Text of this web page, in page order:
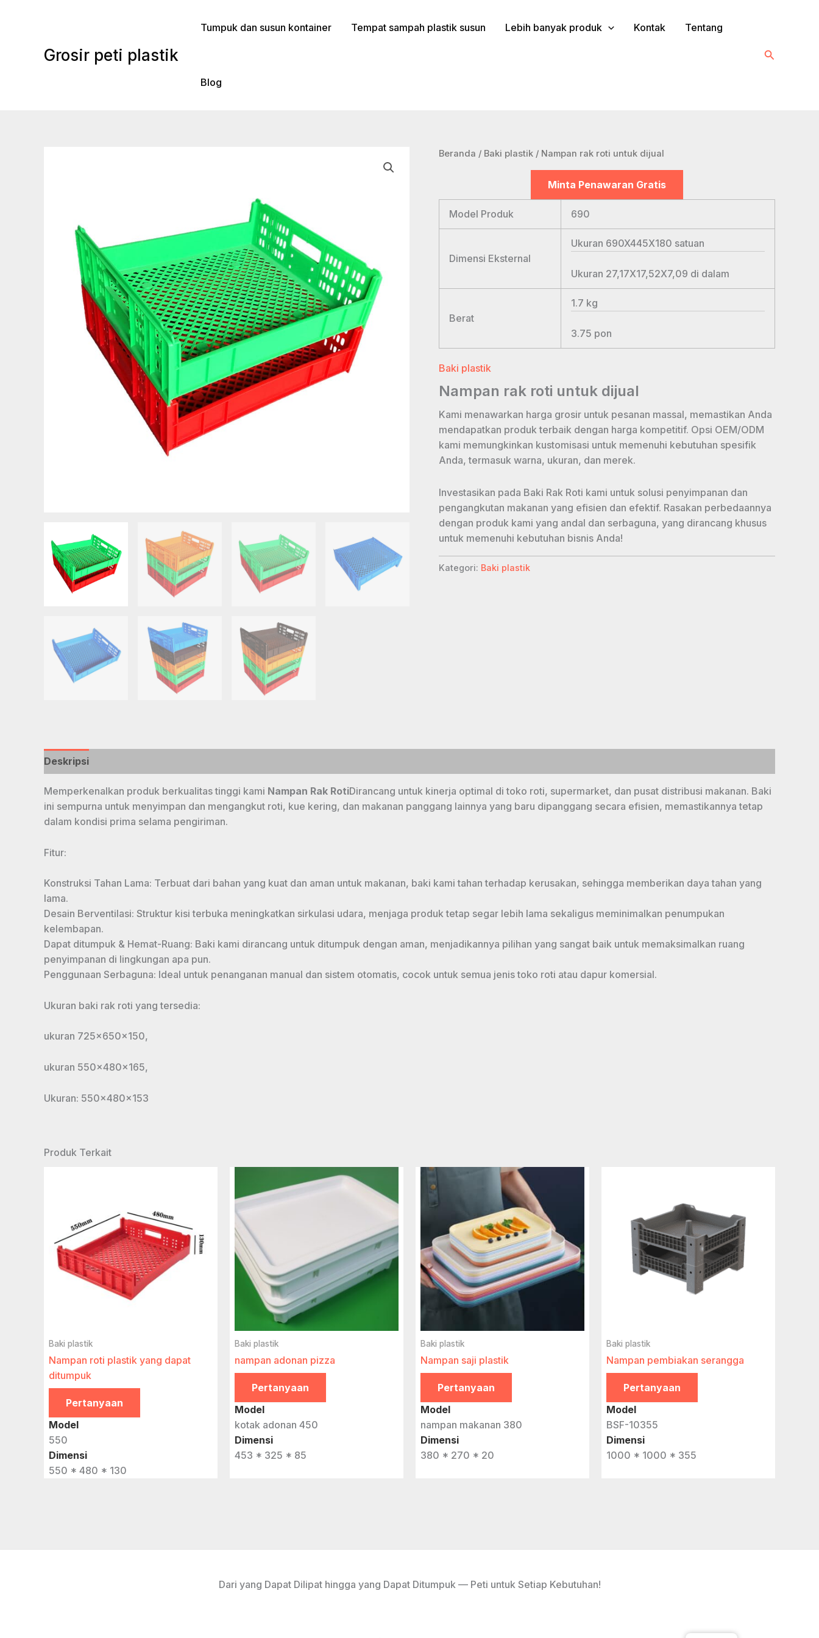
Grosir peti plastik
Tumpuk dan susun kontainer Tempat sampah plastik susun Lebih banyak produk Kontak Tentang
Blog
Cari
Beranda / Baki plastik / Nampan rak roti untuk dijual
Minta Penawaran Gratis
Model Produk 690
Dimensi Eksternal
Ukuran 690X445X180 satuan
Ukuran 27,17X17,52X7,09 di dalam
Berat
1.7 kg
3.75 pon
Baki plastik
Nampan rak roti untuk dijual
Kami menawarkan harga grosir untuk pesanan massal, memastikan Anda
mendapatkan produk terbaik dengan harga kompetitif. Opsi OEM/ODM
kami memungkinkan kustomisasi untuk memenuhi kebutuhan spesifik
Anda, termasuk warna, ukuran, dan merek.
Investasikan pada Baki Rak Roti kami untuk solusi penyimpanan dan
pengangkutan makanan yang efisien dan efektif. Rasakan perbedaannya
dengan produk kami yang andal dan serbaguna, yang dirancang khusus
untuk memenuhi kebutuhan bisnis Anda!
Kategori: Baki plastik
Deskripsi
Memperkenalkan produk berkualitas tinggi kami Nampan Rak RotiDirancang untuk kinerja optimal di toko roti, supermarket, dan pusat distribusi makanan. Baki
ini sempurna untuk menyimpan dan mengangkut roti, kue kering, dan makanan panggang lainnya yang baru dipanggang secara efisien, memastikannya tetap
dalam kondisi prima selama pengiriman.
Fitur:
Konstruksi Tahan Lama: Terbuat dari bahan yang kuat dan aman untuk makanan, baki kami tahan terhadap kerusakan, sehingga memberikan daya tahan yang
lama.
Desain Berventilasi: Struktur kisi terbuka meningkatkan sirkulasi udara, menjaga produk tetap segar lebih lama sekaligus meminimalkan penumpukan
kelembapan.
Dapat ditumpuk & Hemat-Ruang: Baki kami dirancang untuk ditumpuk dengan aman, menjadikannya pilihan yang sangat baik untuk memaksimalkan ruang
penyimpanan di lingkungan apa pun.
Penggunaan Serbaguna: Ideal untuk penanganan manual dan sistem otomatis, cocok untuk semua jenis toko roti atau dapur komersial.
Ukuran baki rak roti yang tersedia:
ukuran 725x650x150,
ukuran 550x480x165,
Ukuran: 550x480x153
Produk Terkait
Baki plastik
Nampan roti plastik yang dapat
ditumpuk
Pertanyaan
Model
550
Dimensi
550 * 480 * 130
Baki plastik
nampan adonan pizza
Pertanyaan
Model
kotak adonan 450
Dimensi
453 * 325 * 85
Baki plastik
Nampan saji plastik
Pertanyaan
Model
nampan makanan 380
Dimensi
380 * 270 * 20
Baki plastik
Nampan pembiakan serangga
Pertanyaan
Model
BSF-10355
Dimensi
1000 * 1000 * 355
Dari yang Dapat Dilipat hingga yang Dapat Ditumpuk — Peti untuk Setiap Kebutuhan!